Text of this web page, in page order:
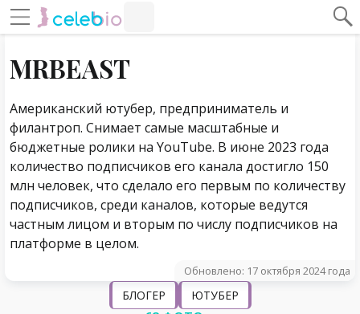
Навигация по сайту
MRBEAST
Американский ютубер, предприниматель и
филантроп. Снимает самые масштабные и
бюджетные ролики на YouTube. В июне 2023 года
количество подписчиков его канала достигло 150
млн человек, что сделало его первым по количеству
подписчиков, среди каналов, которые ведутся
частным лицом и вторым по числу подписчиков на
платформе в целом.
Обновлено: 17 октября 2024 года
БЛОГЕР ЮТУБЕР